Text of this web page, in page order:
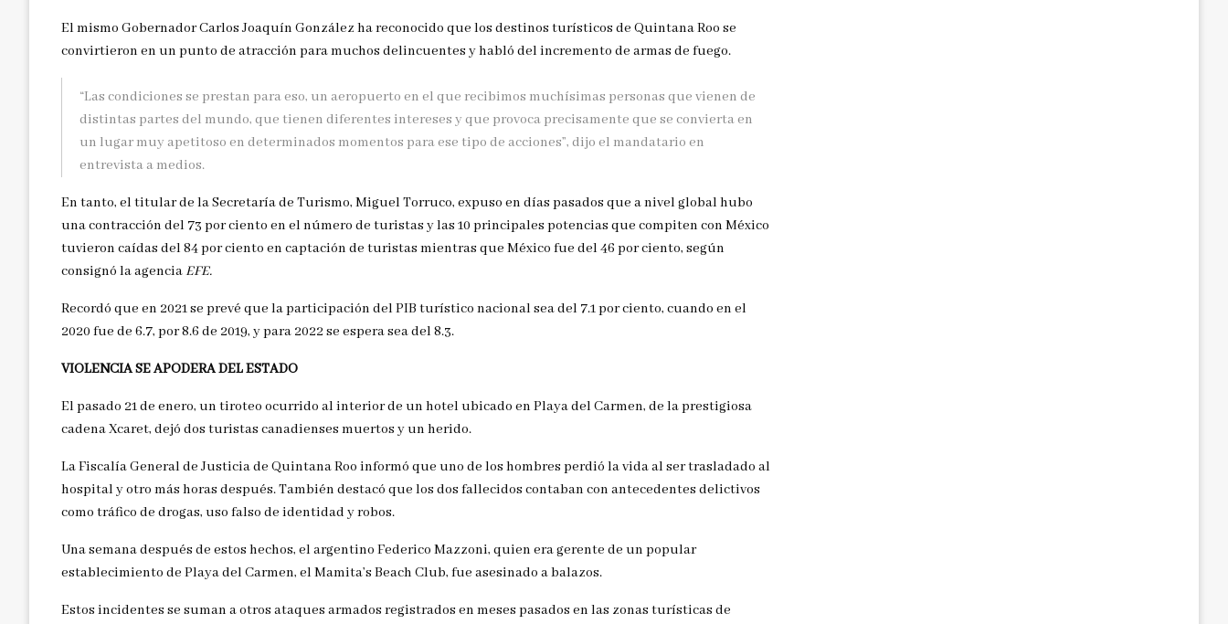
El mismo Gobernador Carlos Joaquín González ha reconocido que los destinos turísticos de Quintana Roo se
convirtieron en un punto de atracción para muchos delincuentes y habló del incremento de armas de fuego.
“Las condiciones se prestan para eso, un aeropuerto en el que recibimos muchísimas personas que vienen de
distintas partes del mundo, que tienen diferentes intereses y que provoca precisamente que se convierta en
un lugar muy apetitoso en determinados momentos para ese tipo de acciones”, dijo el mandatario en
entrevista a medios.
En tanto, el titular de la Secretaría de Turismo, Miguel Torruco, expuso en días pasados que a nivel global hubo
una contracción del 73 por ciento en el número de turistas y las 10 principales potencias que compiten con México
tuvieron caídas del 84 por ciento en captación de turistas mientras que México fue del 46 por ciento, según
consignó la agenciaEFE.
Recordó que en 2021 se prevé que la participación del PIB turístico nacional sea del 7.1 por ciento, cuando en el
2020 fue de 6.7, por 8.6 de 2019, y para 2022 se espera sea del 8.3.
VIOLENCIA SE APODERA DEL ESTADO
El pasado 21 de enero, un tiroteo ocurrido al interior de un hotel ubicado en Playa del Carmen, de la prestigiosa
cadena Xcaret, dejó dos turistas canadienses muertos y un herido.
La Fiscalía General de Justicia de Quintana Roo informó que uno de los hombres perdió la vida al ser trasladado al
hospital y otro más horas después. También destacó que los dos fallecidos contaban con antecedentes delictivos
como tráfico de drogas, uso falso de identidad y robos.
Una semana después de estos hechos, el argentino Federico Mazzoni, quien era gerente de un popular
establecimiento de Playa del Carmen, el Mamita’s Beach Club, fue asesinado a balazos.
Estos incidentes se suman a otros ataques armados registrados en meses pasados en las zonas turísticas de